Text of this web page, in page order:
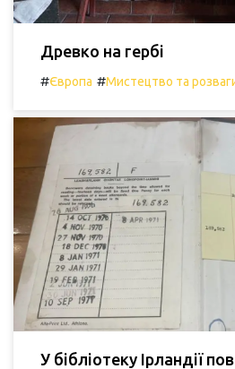
Древко на гербі
#Європа #Мистецтво та
У бібліотеку Ірландії